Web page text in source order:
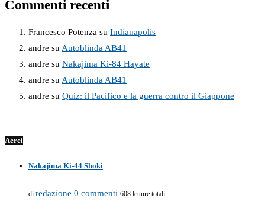
Commenti recenti
Francesco Potenza su Indianapolis
andre su Autoblinda AB41
andre su Nakajima Ki-84 Hayate
andre su Autoblinda AB41
andre su Quiz: il Pacifico e la guerra contro il Giappone
Aerei
Nakajima Ki-44 Shoki
di redazione 0 commenti 608 letture totali